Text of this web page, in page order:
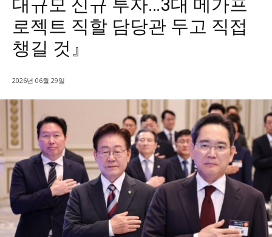
대규모 신규 투자…3대 메가프
로젝트 직할 담당관 두고 직접
챙길 것』
2026년 06월 29일